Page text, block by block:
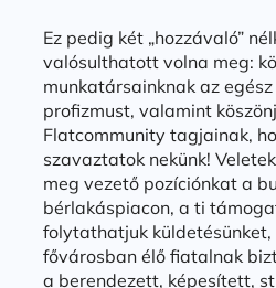
Ez pedig két „hozzávaló”
valósulthatott volna meg:
munkatársainknak az
profizmust, valamint
Flatcommunity tagjainak,
szavaztatok nekünk!
meg vezető pozíciónkat a
bérlakáspiacon, a ti
folytathatjuk küldetésünket,
fővárosban élő fiatalnak
a berendezett, képesített,